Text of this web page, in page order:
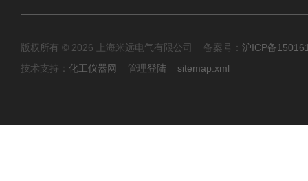
版权所有 © 2026 上海米远电气有限公司 备案号： 沪ICP备
技术支持： 化工仪器网 管理登陆 sitemap.xml